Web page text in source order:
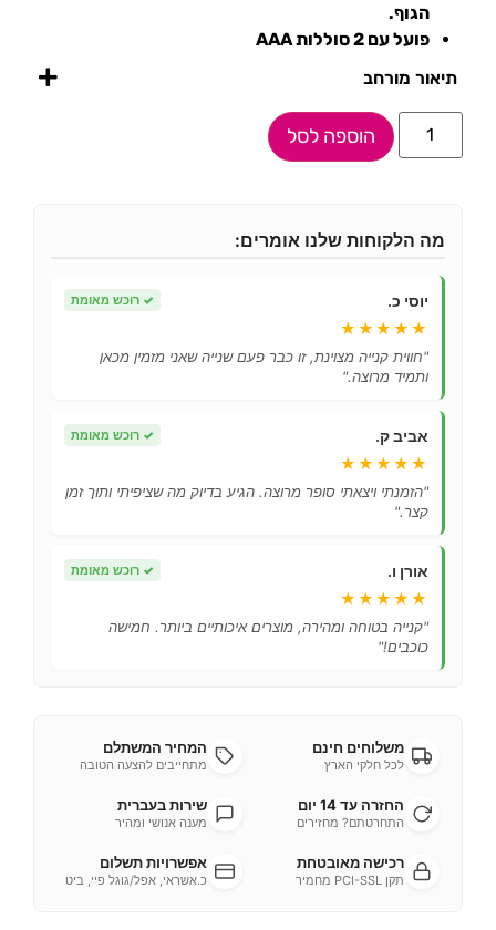
הגוף.
פועל עם 2 סוללות AAA
תיאור מורחב
הוספה לסל
מה הלקוחות שלנו אומרים:
יוסי כ. ✓ רוכש מאומת
★★★★★
"חווית קנייה מצוינת, זו כבר פעם שנייה שאני מזמין מכאן
ותמיד מרוצה."
אביב ק. ✓ רוכש מאומת
★★★★★
"הזמנתי ויצאתי סופר מרוצה. הגיע בדיוק מה שציפיתי ותוך זמן
קצר."
אורן ו. ✓ רוכש מאומת
★★★★★
"קנייה בטוחה ומהירה, מוצרים איכותיים ביותר. חמישה
כוכבים!"
משלוחים חינם
לכל חלקי הארץ
המחיר המשתלם
מתחייבים להצעה הטובה
החזרה עד 14 יום
התחרטתם? מחזירים
שירות בעברית
מענה אנושי ומהיר
רכישה מאובטחת
תקן PCI-SSL מחמיר
אפשרויות תשלום
כ.אשראי, אפל/גוגל פיי, ביט